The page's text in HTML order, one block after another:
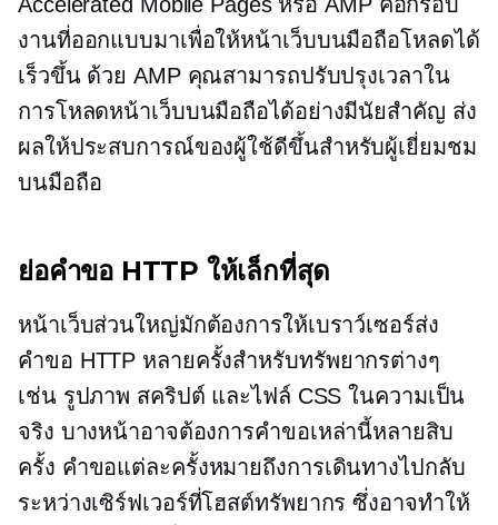
งานที่ออกแบบมาเพื่อให้หน้าเว็บบนมือถือโหลดได้
เร็วขึ้น ด้วย AMP คุณสามารถปรับปรุงเวลาใน
การโหลดหน้าเว็บบนมือถือได้อย่างมีนัยสำคัญ ส่ง
ผลให้ประสบการณ์ของผู้ใช้ดีขึ้นสำหรับผู้เยี่ยมชม
บนมือถือ
ย่อคำขอ HTTP ให้เล็กที่สุด
หน้าเว็บส่วนใหญ่มักต้องการให้เบราว์เซอร์ส่ง
คำขอ HTTP หลายครั้งสำหรับทรัพยากรต่างๆ
เช่น รูปภาพ สคริปต์ และไฟล์ CSS ในความเป็น
จริง บางหน้าอาจต้องการคำขอเหล่านี้หลายสิบ
ครั้ง คำขอแต่ละครั้งหมายถึงการเดินทางไปกลับ
ระหว่างเซิร์ฟเวอร์ที่โฮสต์ทรัพยากร ซึ่งอาจทำให้